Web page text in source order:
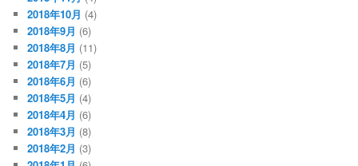
2018年10月 (4)
2018年9月 (6)
2018年8月 (11)
2018年7月 (5)
2018年6月 (6)
2018年5月 (4)
2018年4月 (6)
2018年3月 (8)
2018年2月 (3)